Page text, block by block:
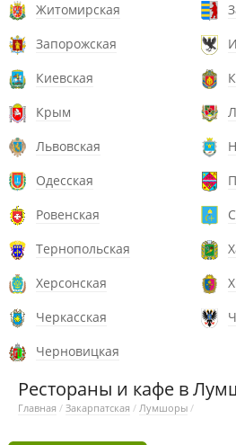
Житомирская
Запорожская
Киевская
Крым
Львовская
Одесская
Ровенская
Тернопольская
Херсонская
Черкасская
Черновицкая
Рестораны и кафе в
Главная / Закарпатская / Лумшоры /